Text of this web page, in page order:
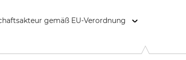
gemäß EU-Verordnung